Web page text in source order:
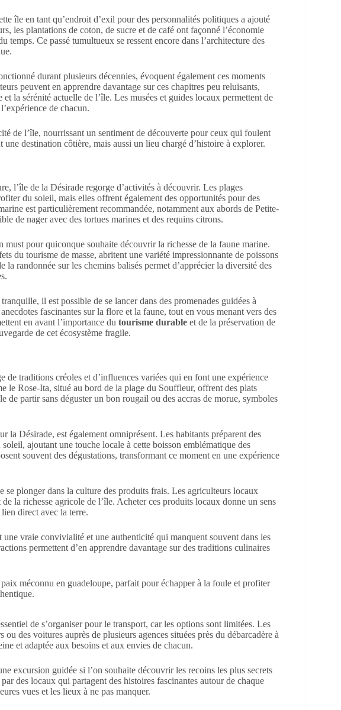
île en tant qu’endroit d’exil pour des personnalités politiques a ajouté
les plantations de coton, de sucre et de café ont façonné l’économie
temps. Ce passé tumultueux se ressent encore dans l’architecture des
durant plusieurs décennies, évoquent également ces moments
peuvent en apprendre davantage sur ces chapitres peu reluisants,
la sérénité actuelle de l’île. Les musées et guides locaux permettent de
de chacun.
de l’île, nourrissant un sentiment de découverte pour ceux qui foulent
une destination côtière, mais aussi un lieu chargé d’histoire à explorer.
l’île de la Désirade regorge d’activités à découvrir. Les plages
du soleil, mais elles offrent également des opportunités pour des
est particulièrement recommandée, notamment aux abords de Petite-
de nager avec des tortues marines et des requins citrons.
must pour quiconque souhaite découvrir la richesse de la faune marine.
du tourisme de masse, abritent une variété impressionnante de poissons
la randonnée sur les chemins balisés permet d’apprécier la diversité des
il est possible de se lancer dans des promenades guidées à
fascinantes sur la flore et la faune, tout en vous menant vers des
en avant l’importance du tourisme durable et de la préservation de
de cet écosystème fragile.
de traditions créoles et d’influences variées qui en font une expérience
le Rose-Ita, situé au bord de la plage du Souffleur, offrent des plats
de partir sans déguster un bon rougail ou des accras de morue, symboles
la Désirade, est également omniprésent. Les habitants préparent des
ajoutant une touche locale à cette boisson emblématique des
souvent des dégustations, transformant ce moment en une expérience
se plonger dans la culture des produits frais. Les agriculteurs locaux
la richesse agricole de l’île. Acheter ces produits locaux donne un sens
direct avec la terre.
une vraie convivialité et une authenticité qui manquent souvent dans les
permettent d’en apprendre davantage sur des traditions culinaires
de s’organiser pour le transport, car les options sont limitées. Les
des voitures auprès de plusieurs agences situées près du débarcadère à
et adaptée aux besoins et aux envies de chacun.
excursion guidée si l’on souhaite découvrir les recoins les plus secrets
des locaux qui partagent des histoires fascinantes autour de chaque
vues et les lieux à ne pas manquer.